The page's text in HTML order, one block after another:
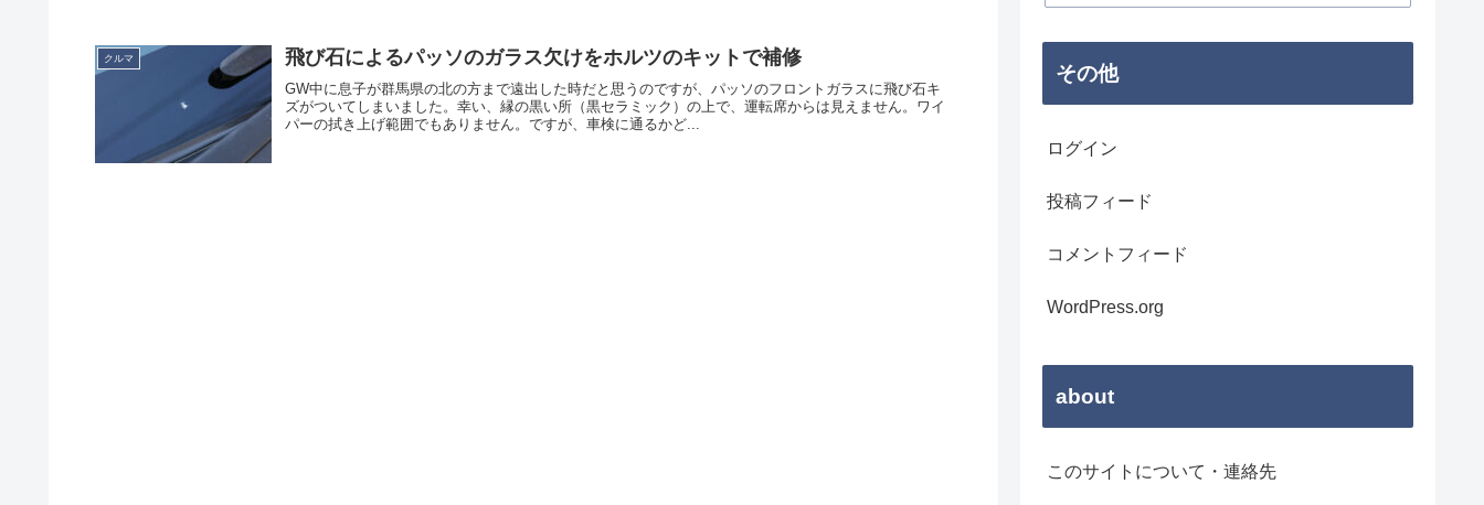
クルマ 飛び石によるパッソのガラス欠けをホルツのキットで補修
GW中に息子が群馬県の北の方まで遠出した時だと思うのですが、パッソのフロントガラスに飛び石キ
ズがついてしまいました。幸い、縁の黒い所（黒セラミック）の上で、運転席からは見えません。ワイ
パーの拭き上げ範囲でもありません。ですが、車検に通るかど...
その他
ログイン
投稿フィード
コメントフィード
WordPress.org
about
このサイトについて・連絡先